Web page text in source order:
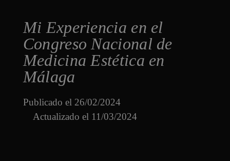
Mi Experiencia en el
Congreso Nacional de
Medicina Estética en
Málaga
Publicado el 26/02/2024
Actualizado el 11/03/2024